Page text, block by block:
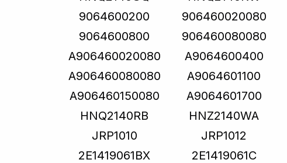
9064600200
906460020080
9064600800
906460080080
A906460020080
A9064600400
A906460080080
A9064601100
A906460150080
A9064601700
HNQ2140RB
HNZ2140WA
JRP1010
JRP1012
2E1419061BX
2E1419061C